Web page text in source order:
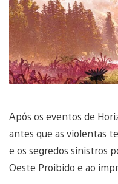
Após os eventos de
antes que as violentas
e os segredos sinistros
Oeste Proibido e ao